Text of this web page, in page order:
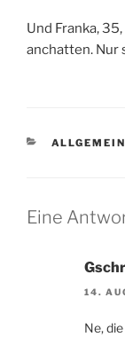
Und Franka,
anchatten. Nur
ALLGEMEIN
Eine
14.
Ne,